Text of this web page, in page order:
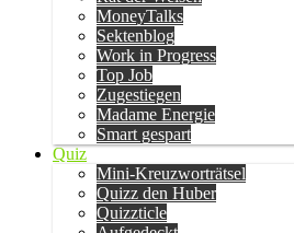
MoneyTalks
Sektenblog
Work in Progress
Top Job
Zugestiegen
Madame Energie
Smart gespart
Quiz
Mini-Kreuzworträtsel
Quizz den Huber
Quizzticle